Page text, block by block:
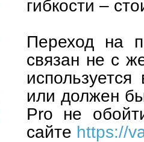
гибкости –
Переход на
связан не с
или должен
Pro не
сайте https://